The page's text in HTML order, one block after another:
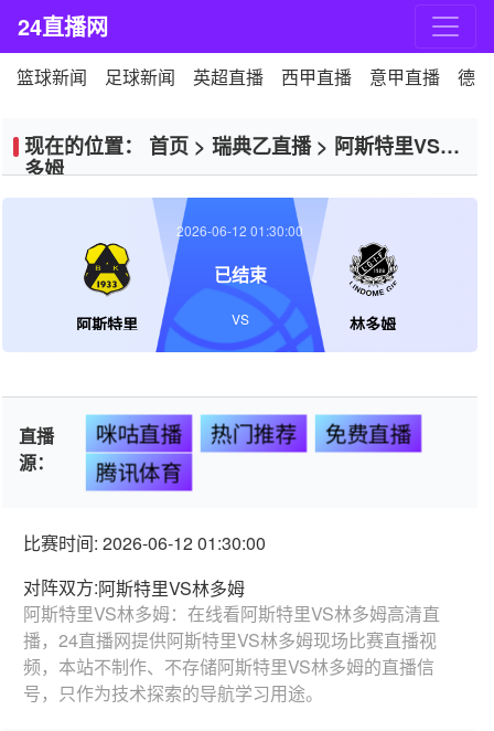
24直播网
篮球新闻 足球新闻 英超直播 西甲直播 意甲直播 德
现在的位置： 首页 > 瑞典乙直播> 阿斯特里VS林
多姆
阿斯特里 林多姆
2026-06-12 01:30:00
已结束
VS
直播
源：
咪咕直播 热门推荐
免费直播
腾讯体育
比赛时间: 2026-06-12 01:30:00
对阵双方:阿斯特里VS林多姆
阿斯特里VS林多姆：在线看阿斯特里VS林多姆高清直
播，24直播网提供阿斯特里VS林多姆现场比赛直播视
频，本站不制作、不存储阿斯特里VS林多姆的直播信
号，只作为技术探索的导航学习用途。